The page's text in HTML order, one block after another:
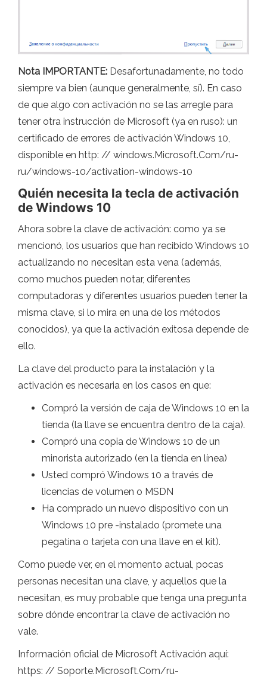
Nota IMPORTANTE: Desafortunadamente, no todo
siempre va bien (aunque generalmente, sí). En caso
de que algo con activación no se las arregle para
tener otra instrucción de Microsoft (ya en ruso): un
certificado de errores de activación Windows 10,
disponible en http: // windows.Microsoft.Com/ru-
ru/windows-10/activation-windows-10
Quién necesita la tecla de activación
de Windows 10
Ahora sobre la clave de activación: como ya se
mencionó, los usuarios que han recibido Windows 10
actualizando no necesitan esta vena (además,
como muchos pueden notar, diferentes
computadoras y diferentes usuarios pueden tener la
misma clave, si lo mira en una de los métodos
conocidos), ya que la activación exitosa depende de
ello.
La clave del producto para la instalación y la
activación es necesaria en los casos en que:
Compró la versión de caja de Windows 10 en la
tienda (la llave se encuentra dentro de la caja).
Compró una copia de Windows 10 de un
minorista autorizado (en la tienda en línea)
Usted compró Windows 10 a través de
licencias de volumen o MSDN
Ha comprado un nuevo dispositivo con un
Windows 10 pre -instalado (promete una
pegatina o tarjeta con una llave en el kit).
Como puede ver, en el momento actual, pocas
personas necesitan una clave, y aquellos que la
necesitan, es muy probable que tenga una pregunta
sobre dónde encontrar la clave de activación no
vale.
Información oficial de Microsoft Activación aquí:
https: // Soporte.Microsoft.Com/ru-